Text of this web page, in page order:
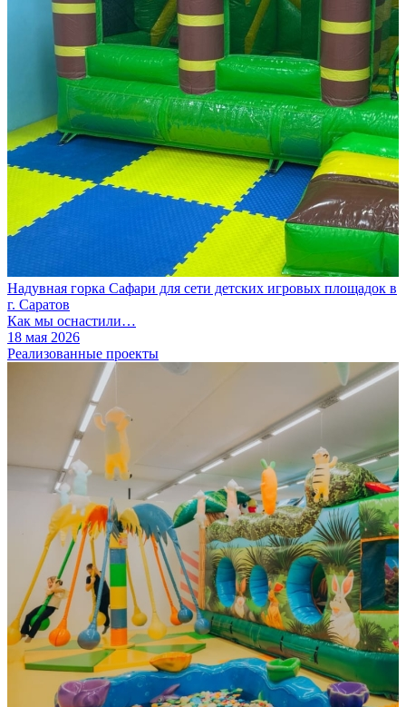
Надувная горка Сафари для сети детских игровых площадок в
г. Саратов
Как мы оснастили…
18 мая 2026
Реализованные проекты